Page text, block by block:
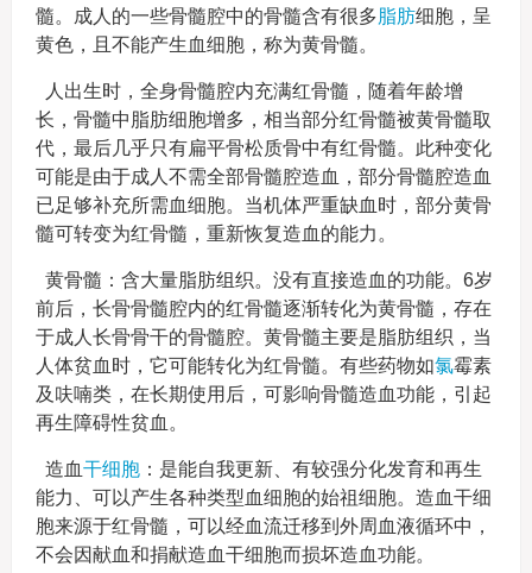
髓。成人的一些骨髓腔中的骨髓含有很多 脂肪细胞，呈
黄色，且不能产生血细胞，称为黄骨髓。
人出生时，全身骨髓腔内充满红骨髓，随着年龄增
长，骨髓中脂肪细胞增多，相当部分红骨髓被黄骨髓取
代，最后几乎只有扁平骨松质骨中有红骨髓。此种变化
可能是由于成人不需全部骨髓腔造血，部分骨髓腔造血
已足够补充所需血细胞。当机体严重缺血时，部分黄骨
髓可转变为红骨髓，重新恢复造血的能力。
黄骨髓：含大量脂肪组织。没有直接造血的功能。6岁
前后，长骨骨髓腔内的红骨髓逐渐转化为黄骨髓，存在
于成人长骨骨干的骨髓腔。黄骨髓主要是脂肪组织，当
人体贫血时，它可能转化为红骨髓。有些药物如氯霉素
及呋喃类，在长期使用后，可影响骨髓造血功能，引起
再生障碍性贫血。
造血干细胞：是能自我更新、有较强分化发育和再生
能力、可以产生各种类型血细胞的始祖细胞。造血干细
胞来源于红骨髓，可以经血流迁移到外周血液循环中，
不会因献血和捐献造血干细胞而损坏造血功能。